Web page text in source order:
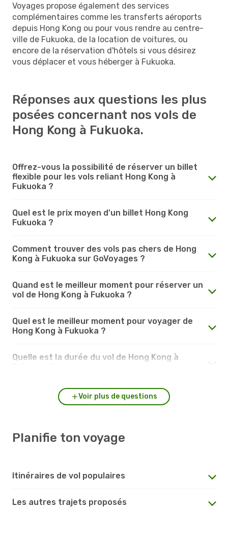
Voyages propose également des services
complémentaires comme les transferts aéroports
depuis Hong Kong ou pour vous rendre au centre-
ville de Fukuoka, de la location de voitures, ou
encore de la réservation d'hôtels si vous désirez
vous déplacer et vous héberger à Fukuoka.
Réponses aux questions les plus
posées concernant nos vols de
Hong Kong à Fukuoka.
Offrez-vous la possibilité de réserver un billet
flexible pour les vols reliant Hong Kong à
Fukuoka ?
Quel est le prix moyen d'un billet Hong Kong
Fukuoka ?
Comment trouver des vols pas chers de Hong
Kong à Fukuoka sur GoVoyages ?
Quand est le meilleur moment pour réserver un
vol de Hong Kong à Fukuoka ?
Quel est le meilleur moment pour voyager de
Hong Kong à Fukuoka ?
Quelle est la durée du vol de Hong Kong à
Voir plus de questions
Planifie ton voyage
Itinéraires de vol populaires
Les autres trajets proposés